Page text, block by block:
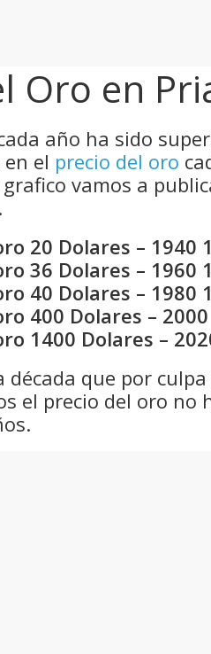
Oro en
año ha sido
el precio del oro
vamos a
20 Dolares – 1940
36 Dolares – 1960
40 Dolares – 1980
400 Dolares –
1400 Dolares –
década que por
el precio del oro